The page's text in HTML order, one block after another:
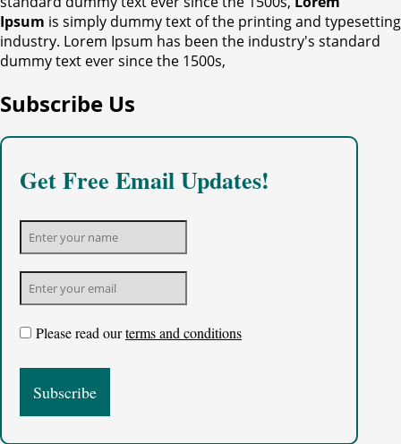
Ipsum is simply dummy text of the printing and typesetting
industry. Lorem Ipsum has been the industry's standard
dummy text ever since the 1500s,
Subscribe Us
Get Free Email Updates!
Please read ourterms and conditions